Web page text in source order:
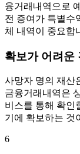
융거래내역으로
전 증여가 특별수
체 내역이 중요합
확보가 어려운
사망자 명의 재산
금융거래내역은
비스를 통해 확인
기에 확보하는 것
6